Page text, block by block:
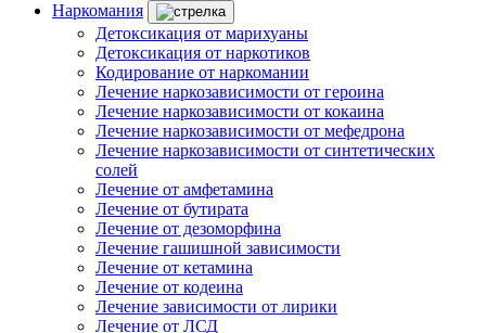
Наркомания
Детоксикация от марихуаны
Детоксикация от наркотиков
Кодирование от наркомании
Лечение наркозависимости от героина
Лечение наркозависимости от кокаина
Лечение наркозависимости от мефедрона
Лечение наркозависимости от синтетических
солей
Лечение от амфетамина
Лечение от бутирата
Лечение от дезоморфина
Лечение гашишной зависимости
Лечение от кетамина
Лечение от кодеина
Лечение зависимости от лирики
Лечение от ЛСД